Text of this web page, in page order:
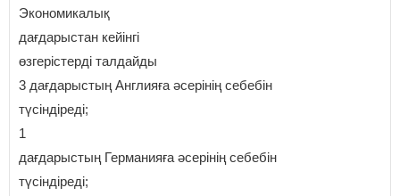
Экономикалық
дағдарыстан кейінгі
өзгерістерді талдайды
3 дағдарыстың Англияға әсерінің себебін
түсіндіреді;
1
дағдарыстың Германияға әсерінің себебін
түсіндіреді;